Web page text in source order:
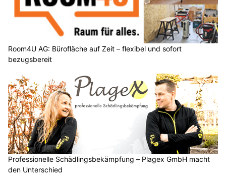
Room4U AG: Bürofläche auf Zeit – flexibel und sofort
bezugsbereit
Professionelle Schädlingsbekämpfung – Plagex GmbH macht
den Unterschied